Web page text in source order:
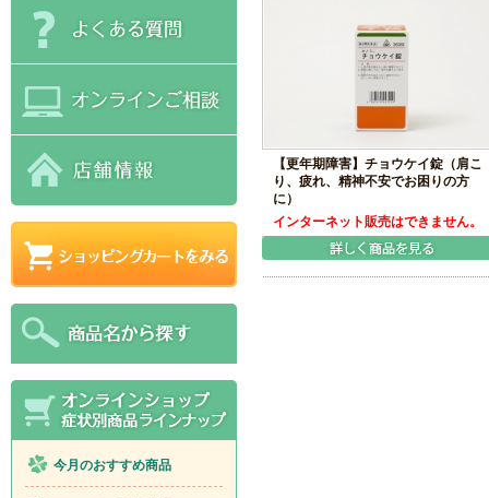
【更年期障害】チョウケイ錠（肩こ
り、疲れ、精神不安でお困りの方
に）
インターネット販売はできません。
今月のおすすめ商品